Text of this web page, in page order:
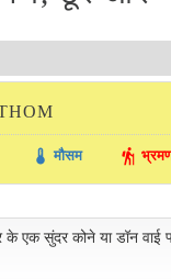
thermostat मौसम hiking
सुंदर कोने या डॉन वाई